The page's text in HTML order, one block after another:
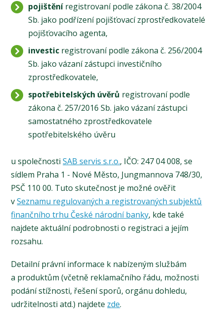
pojištění registrovaní podle zákona č. 38/2004
Sb. jako podřízení pojišťovací zprostředkovatelé
pojišťovacího agenta,
investic registrovaní podle zákona č. 256/2004
Sb. jako vázaní zástupci investičního
zprostředkovatele,
spotřebitelských úvěrů registrovaní podle
zákona č. 257/2016 Sb. jako vázaní zástupci
samostatného zprostředkovatele
spotřebitelského úvěru
u společnostiSAB servis s.r.o., IČO: 247 04 008, se
sídlem Praha 1 - Nové Město, Jungmannova 748/30,
PSČ 110 00. Tuto skutečnost je možné ověřit
vSeznamu regulovaných a registrovaných subjektů
finančního trhu České národní banky, kde také
najdete aktuální podrobnosti o registraci a jejím
rozsahu.
Detailní právní informace k nabízeným službám
a produktům (včetně reklamačního řádu, možnosti
podání stížnosti, řešení sporů, orgánu dohledu,
udržitelnosti atd.) najdete zde.